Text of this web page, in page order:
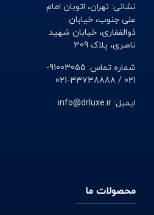
نشانی: تهران، اتوبان امام
علی جنوب، خیابان
ذوالفقاری، خیابان شهید
ناصری، پلاک 309
شماره تماس: 91003055-
021 / 33738888-021
ایمیل: info@drluxe.ir
محصولات ما